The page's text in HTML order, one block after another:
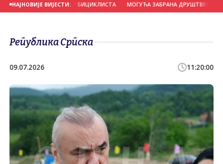
НАЈНОВИЈЕ ВИЈЕСТИ:
УДАРИО У ГРУПУ БИЦИКЛИСТА МОГУЋА ЗАБРАНА ДРУШТВЕНИХ
Република Српска
09.07.2026 11:20:00